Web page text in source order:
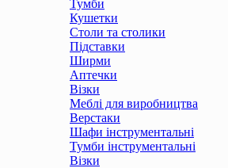
Тумби
Кушетки
Столи та столики
Підставки
Ширми
Аптечки
Візки
Меблі для виробництва
Верстаки
Шафи інструментальні
Тумби інструментальні
Візки